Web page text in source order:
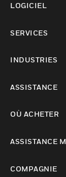
LOGICIEL
SERVICES
INDUSTRIES
ASSISTANCE
OÙ ACHETER
ASSISTANCE
COMPAGNIE